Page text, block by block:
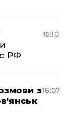
РФ
16:10
з16:07